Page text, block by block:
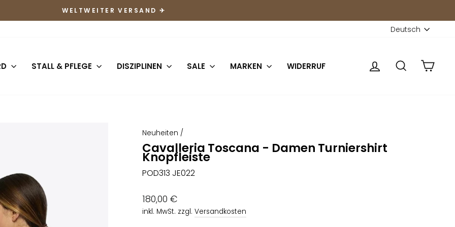
Pause
WELTWEITER VERSAND ✈
Sprache
Deutsch
STALL & PFLEGE DISZIPLINEN SALE MARKEN WIDERRUF EinloggenSuche
Neuheiten /
Cavalleria Toscana - Damen Turniershirt
Knopfleiste
POD313 JE022
Normaler
Preis
180,00 €
inkl. MwSt. zzgl. Versandkosten